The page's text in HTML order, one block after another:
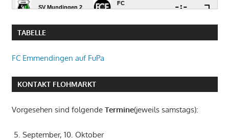
TABELLE
FC Emmendingen auf FuPa
KONTAKT FLOHMARKT
Vorgesehen sind folgende Termine(jeweils samstags):
5. September, 10. Oktober